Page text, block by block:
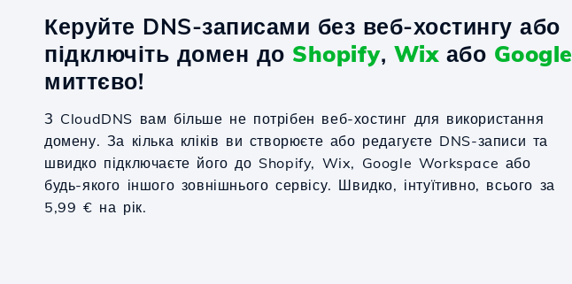
Керуйте DNS-записами без веб-хостингу або
підключіть домен до Shopify, Wixабо Google
миттєво!
З CloudDNS вам більше не потрібен веб-хостинг для використання
домену. За кілька кліків ви створюєте або редагуєте DNS-записи та
швидко підключаєте його до Shopify, Wix, Google Workspace або
будь-якого іншого зовнішнього сервісу. Швидко, інтуїтивно, всього за
5,99 € на рік.